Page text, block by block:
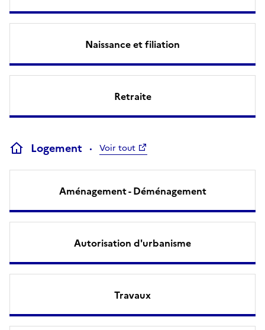
Naissance et filiation
Retraite
Logement Voir tout
Aménagement - Déménagement
Autorisation d'urbanisme
Travaux